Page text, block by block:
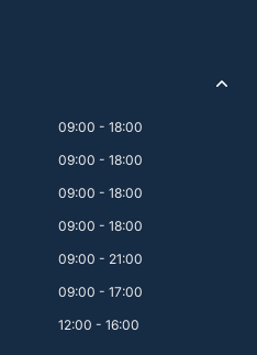
09:00 - 18:00
09:00 - 18:00
09:00 - 18:00
09:00 - 18:00
09:00 - 21:00
09:00 - 17:00
12:00 - 16:00